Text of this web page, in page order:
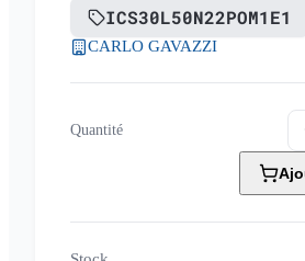
ICS30L50N22POM1E1
CARLO GAVAZZI
Quantité